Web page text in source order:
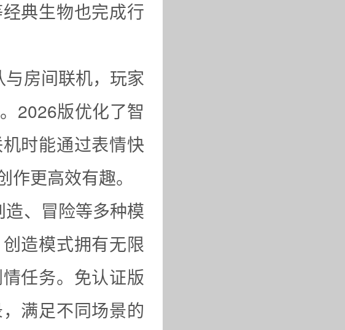
典生物也完成行
房间联机，玩家
2026版优化了智
时能通过表情快
更高效有趣。
、冒险等多种模
造模式拥有无限
任务。免认证版
满足不同场景的